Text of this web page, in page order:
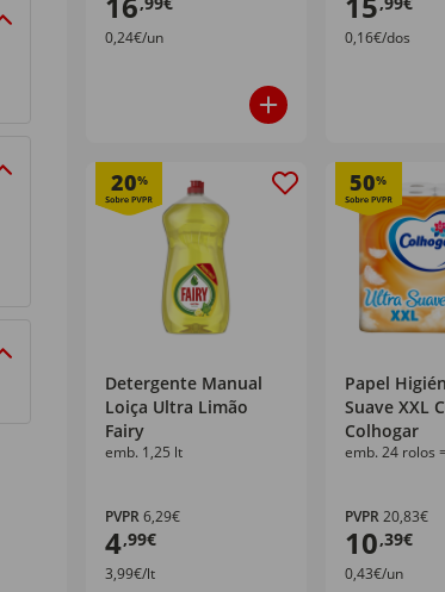
Desconto
by Oportunidades: Menos que PVPR
0,24€/un 0,16€/dos
20%
Detergente Manual
Loiça Ultra Limão
Fairy
emb. 1,25 lt
PVPR6,29€
4,99€
3,99€/lt
50%
Papel
Suave XXL
Colhogar
emb. 24 rolos
PVPR20,83€
10,39€
0,43€/un